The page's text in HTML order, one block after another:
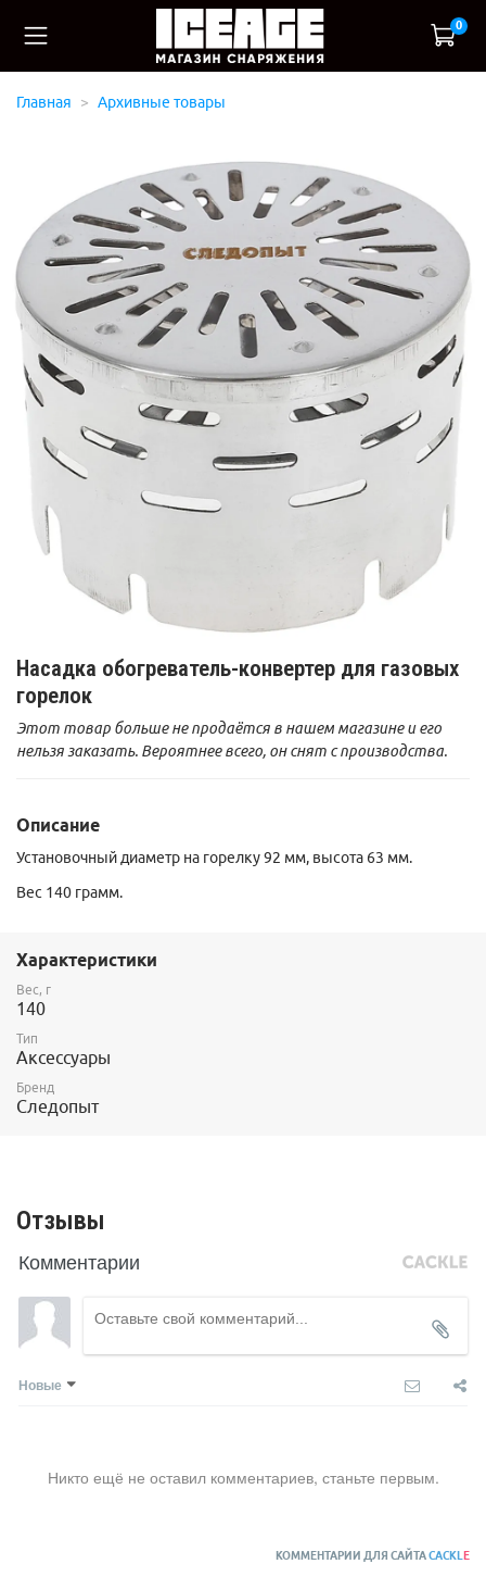
0
Главная Архивные товары
Насадка обогреватель-конвертер для газовых
горелок
Этот товар больше не продаётся в нашем магазине и его
нельзя заказать. Вероятнее всего, он снят с производства.
Описание
Установочный диаметр на горелку 92 мм, высота 63 мм.
Вес 140 грамм.
Характеристики
Вес, г
140
Тип
Аксессуары
Бренд
Следопыт
Отзывы
Комментарии
Новые
Никто ещё не оставил комментариев, станьте первым.
КОММЕНТАРИИ ДЛЯ САЙТАCACKL E